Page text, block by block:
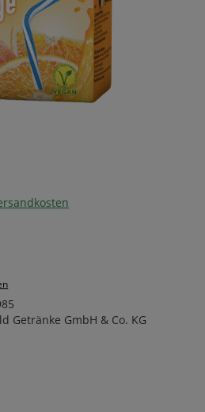
Getränke GmbH & Co. KG